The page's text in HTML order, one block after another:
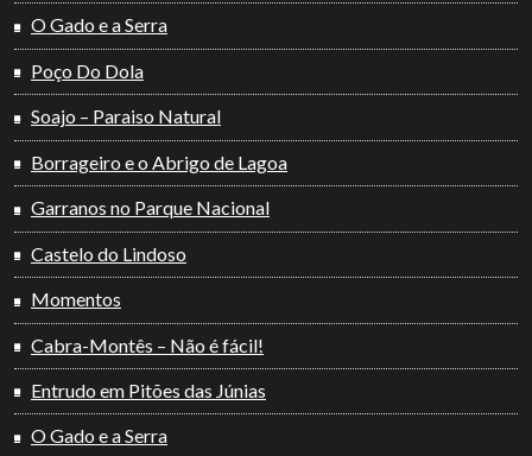
O Gado e a Serra
Poço Do Dola
Soajo – Paraiso Natural
Borrageiro e o Abrigo de Lagoa
Garranos no Parque Nacional
Castelo do Lindoso
Momentos
Cabra-Montês – Não é fácil!
Entrudo em Pitões das Júnias
O Gado e a Serra